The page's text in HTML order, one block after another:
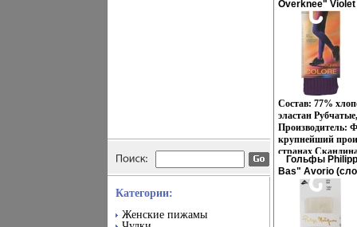
Категории:
Женские пижамы
Overknee"
финского
Состав: 77%
эластан
Производитель:
крупнейший
странах
свою
Норвегию,
Балтии и
началась в 1903
марка, которая
эксклюзивных,
Гольфы
Bas" Avorio
Товар